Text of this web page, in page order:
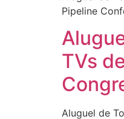
Pipeline
TVs
Aluguel de